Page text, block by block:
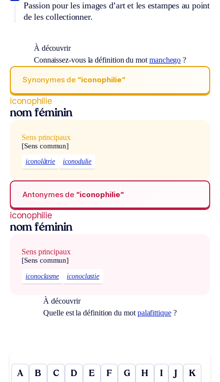
Passion pour les images d’art et les estampes au point
de les collectionner.
À découvrir
Connaissez-vous la définition du mot manchego ?
Synonymes de “iconophilie“
iconophilie
nom féminin
Sens principaux
[Sens commun]
iconolâtrie iconodulie
Antonymes de “iconophilie“
iconophilie
nom féminin
Sens principaux
[Sens commun]
iconoclasme iconoclastie
À découvrir
Quelle est la définition du mot palafittique?
A B C D E F G H I J K